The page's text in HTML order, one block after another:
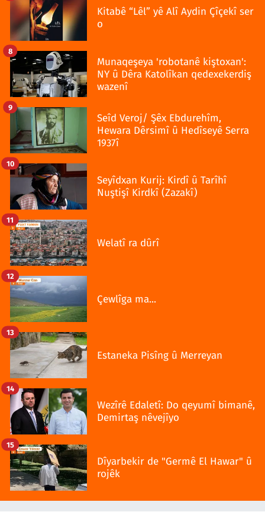
Kitabê “Lêl” yê Alî Aydin Çîçekî ser
o
Munaqeşeya 'robotanê kiştoxan':
NY û Dêra Katolîkan qedexekerdiş
wazenî
8
Seîd Veroj/ Şêx Ebdurehîm,
Hewara Dêrsimî û Hedîseyê Serra
1937î
9
Seyîdxan Kurij: Kirdî û Tarîhî
Nuştişî Kirdkî (Zazakî)
10
Welatî ra dûrî
11
Çewlîga ma...
12
Estaneka Pisîng û Merreyan
13
Wezîrê Edaletî: Do qeyumî bimanê,
Demirtaş nêvejîyo
14
Dîyarbekir de "Germê El Hawar" û
rojêk
15